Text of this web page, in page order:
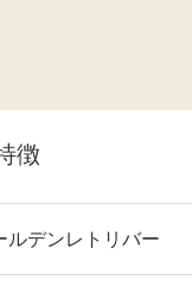
徴
ルデンレトリバー